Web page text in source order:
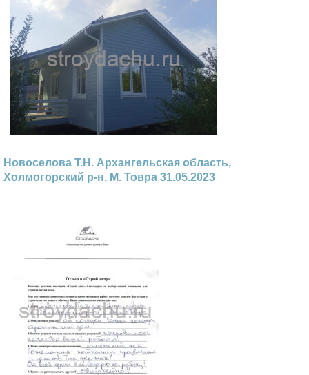
Новоселова Т.Н. Архангельская область,
Холмогорский р-н, М. Товра 31.05.2023